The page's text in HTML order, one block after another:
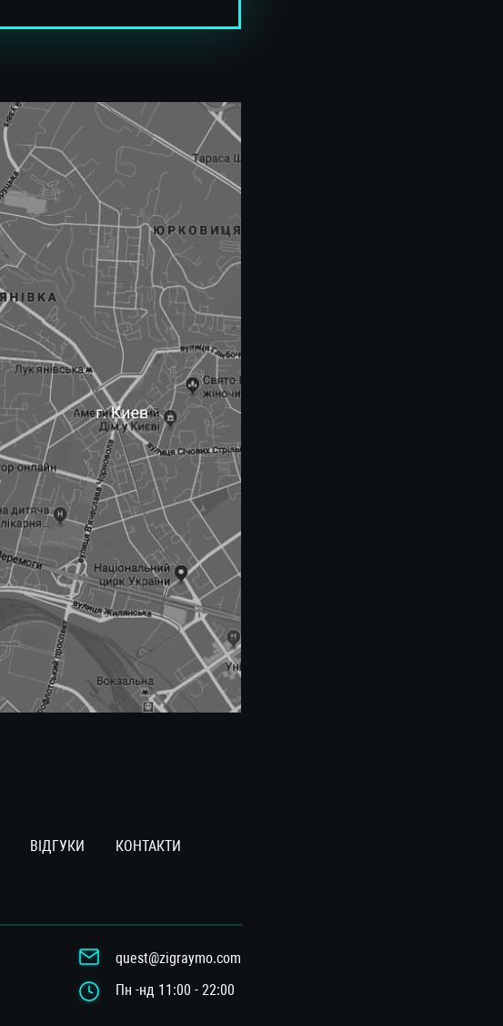
ВIДГУКИ КОНТАКТИ
Пн -нд 11:00 - 22:00
quest@zigraymo.com